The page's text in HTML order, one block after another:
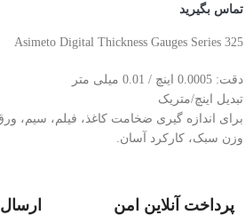
تماس بگیرید
Asimeto Digital Thickness Gauges Series 325
دقت: 0.0005 اینچ / 0.01 میلی متر
تبدیل اینچ/متریک
برای اندازه گیری ضخامت کاغذ، فیلم، سیم،
وزن سبک، کارکرد آسان.
پرداخت آنلاین امن